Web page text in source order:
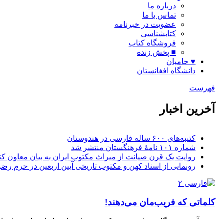
درباره ما
تماس با ما
عضویت در خبرنامه
کتابشناسی
فروشگاه کتاب
■ پخش زنده
♥ حامیان
دانشگاه افغانستان
فهرست
آخرین اخبار
شماره ۱۰۱ نامۀ فرهنگستان منتشر شد
روایت یک قرن صیانت از میراث مکتوب ایران به بیان معاون
رونمایی از اسناد کهن و مکتوب تاریخی آیین اربعین در حرم